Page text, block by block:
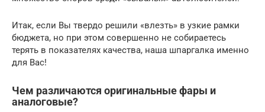
Итак, если Вы твердо решили «влезть» в узкие рамки
бюджета, но при этом совершенно не собираетесь
терять в показателях качества, наша шпаргалка именно
для Вас!
Чем различаются оригинальные фары и
аналоговые?